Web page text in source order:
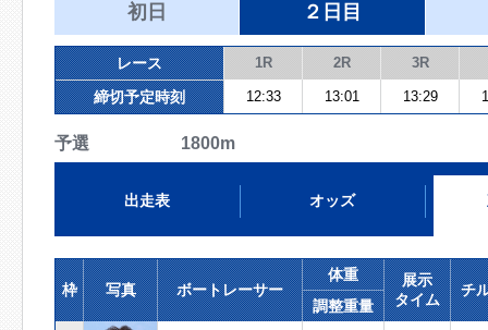
初日 ２日目
レース 1R 2R 3R
締切予定時刻 12:33 13:01 13:29
予選 1800m
出走表 オッズ
枠 写真 ボートレーサー
体重
展示
タイム
チ
調整重量